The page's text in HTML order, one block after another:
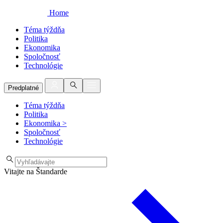
Home
Téma týždňa
Politika
Ekonomika
Spoločnosť
Technológie
Predplatné
Téma týždňa
Politika
Ekonomika >
Spoločnosť
Technológie
Vitajte na Štandarde